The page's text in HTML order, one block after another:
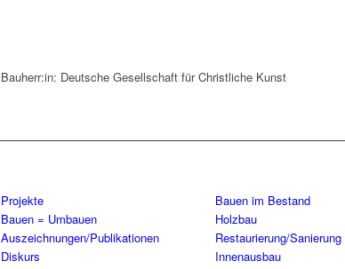
Bauherr:in: Deutsche Gesellschaft für Christliche Kunst
Projekte
Bauen = Umbauen
Auszeichnungen/Publikationen
Diskurs
Bauen im Bestand
Holzbau
Restaurierung/Sanierung
Innenausbau